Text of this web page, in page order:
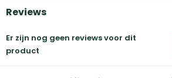
Reviews
Er zijn nog geen reviews voor dit
product